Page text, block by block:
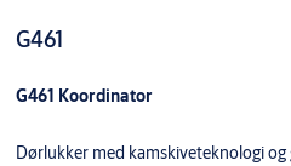
G461
G461 Koordinator
Dørlukker med kamskiveteknologi og